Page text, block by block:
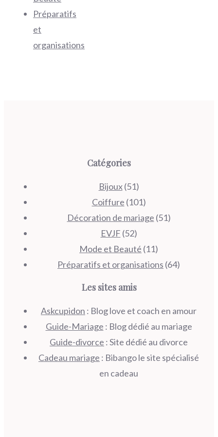
Préparatifs
et
organisations
Catégories
Bijoux(51)
Coiffure (101)
Décoration de mariage (51)
EVJF (52)
Mode et Beauté (11)
Préparatifs et organisations (64)
Les sites amis
Askcupidon : Blog love et coach en amour
Guide-Mariage : Blog dédié au mariage
Guide-divorce : Site dédié au divorce
Cadeau mariage : Bibango le site spécialisé
en cadeau